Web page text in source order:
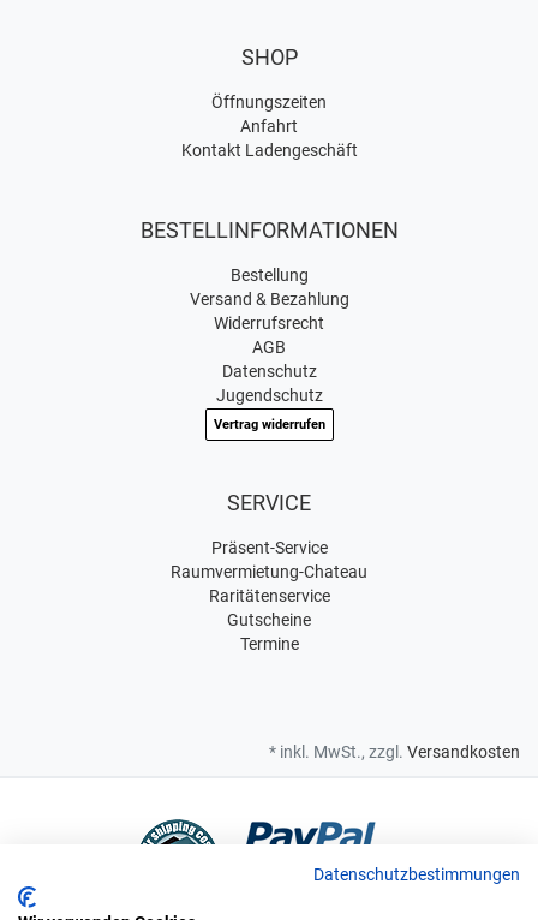
SHOP
Öffnungszeiten
Anfahrt
Kontakt Ladengeschäft
BESTELLINFORMATIONEN
Bestellung
Versand & Bezahlung
Widerrufsrecht
AGB
Datenschutz
Jugendschutz
Vertrag widerrufen
SERVICE
Präsent-Service
Raumvermietung-Chateau
Raritätenservice
Gutscheine
Termine
* inkl. MwSt., zzgl. Versandkosten
Datenschutzbestimmungen